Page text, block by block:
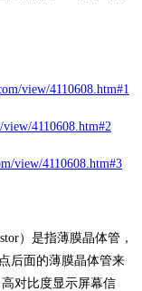
view/4110608.htm#1
4110608.htm#2
view/4110608.htm#3
）是指薄膜晶体管，
后面的薄膜晶体管来
对比度显示屏幕信